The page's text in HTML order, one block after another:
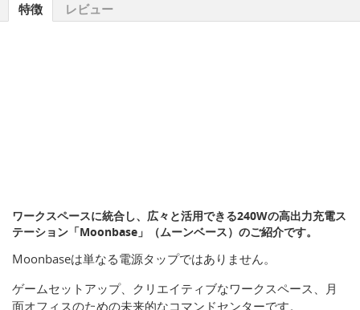
特徴 レビュー
ワークスペースに統合し、広々と活用できる240Wの高出力充電ス
テーション「Moonbase」（ムーンベース）のご紹介です。
Moonbaseは単なる電源タップではありません。
ゲームセットアップ、クリエイティブなワークスペース、月
面オフィスのための未来的なコマンドセンターです。